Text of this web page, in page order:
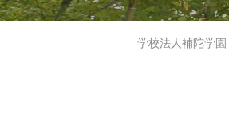
学校法人補陀学園